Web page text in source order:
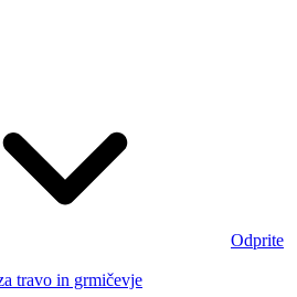
Odprite
travo in grmičevje